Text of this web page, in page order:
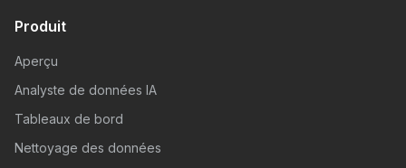
Produit
Aperçu
Analyste de données IA
Tableaux de bord
Nettoyage des données